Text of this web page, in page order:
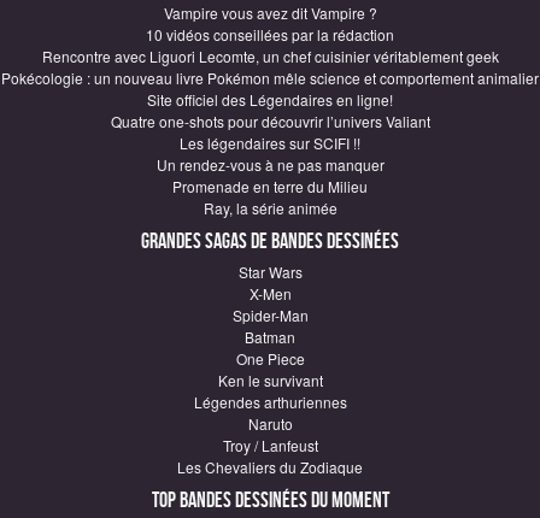
Vampire vous avez dit Vampire ?
10 vidéos conseillées par la rédaction
Rencontre avec Liguori Lecomte, un chef cuisinier véritablement geek
Pokécologie : un nouveau livre Pokémon mêle science et comportement animalier
Site officiel des Légendaires en ligne!
Quatre one-shots pour découvrir l’univers Valiant
Les légendaires sur SCIFI !!
Un rendez-vous à ne pas manquer
Promenade en terre du Milieu
Ray, la série animée
Grandes sagas de Bandes Dessinées
Star Wars
X-Men
Spider-Man
Batman
One Piece
Ken le survivant
Légendes arthuriennes
Naruto
Troy / Lanfeust
Les Chevaliers du Zodiaque
Top Bandes Dessinées du moment